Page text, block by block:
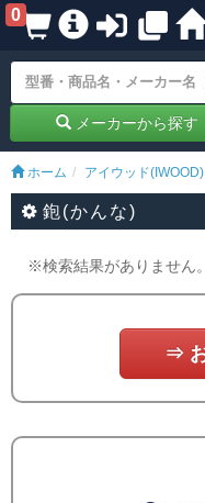
0
メーカーから探す
ホーム アイウッド(IWOOD)
鉋(かんな)
※検索結果がありません。
⇒